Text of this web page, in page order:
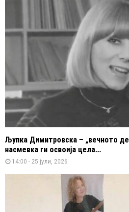
Љупка Димитровска – „вечното
насмевка ги освоија цела...
14:00 - 25 јули, 2026